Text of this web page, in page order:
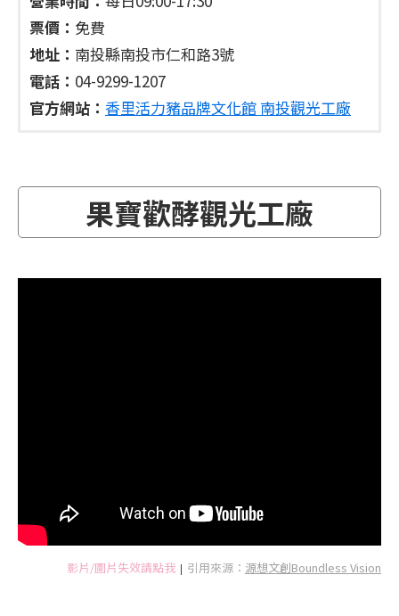
票價： 免費
地址： 南投縣南投市仁和路3號
電話： 04-9299-1207
官方網站： 香里活力豬品牌文化館 南投觀光工廠
果寶歡酵觀光工廠
影片/圖片失效請點我 | 引用來源： 源想文創Boundless Vision